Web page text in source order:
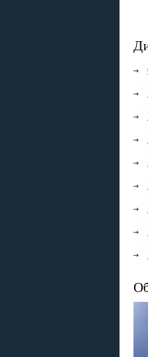
музыкальная